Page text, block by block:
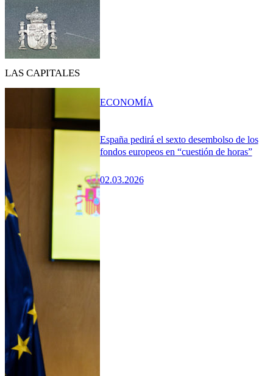
LAS CAPITALES
España pedirá el sexto desembolso de los
fondos europeos en “cuestión de horas”
02.03.2026
ECONOMÍA